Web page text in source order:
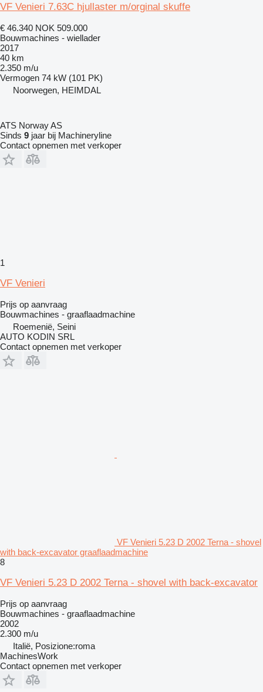
VF Venieri 7.63C hjullaster m/orginal skuffe
€ 46.340 NOK 509.000
Bouwmachines - wiellader
2017
40 km
2.350 m/u
Vermogen 74 kW (101 PK)
Noorwegen, HEIMDAL
ATS Norway AS
Sinds 9 jaar bij Machineryline
Contact opnemen met verkoper
1
VF Venieri
Prijs op aanvraag
Bouwmachines - graaflaadmachine
Roemenië, Seini
AUTO KODIN SRL
Contact opnemen met verkoper
VF Venieri 5.23 D 2002 Terna - shovel
with back-excavator graaflaadmachine
8
VF Venieri 5.23 D 2002 Terna - shovel with back-excavator
Prijs op aanvraag
Bouwmachines - graaflaadmachine
2002
2.300 m/u
Italië, Posizione:roma
MachinesWork
Contact opnemen met verkoper